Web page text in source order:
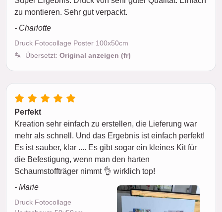
zu montieren. Sehr gut verpackt.
- Charlotte
Druck Fotocollage Poster 100x50cm
Übersetzt: Original anzeigen (fr)
Perfekt
Kreation sehr einfach zu erstellen, die Lieferung war
mehr als schnell. Und das Ergebnis ist einfach perfekt!
Es ist sauber, klar .... Es gibt sogar ein kleines Kit für
die Befestigung, wenn man den harten
Schaumstoffträger nimmt 👌 wirklich top!
- Marie
Druck Fotocollage